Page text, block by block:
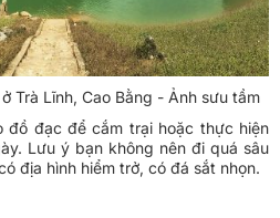
Trà Lĩnh, Cao Bằng - Ảnh sưu tầm
đồ đạc để cắm trại hoặc thực hiện
Lưu ý bạn không nên đi quá sâu
địa hình hiểm trở, có đá sắt nhọn.